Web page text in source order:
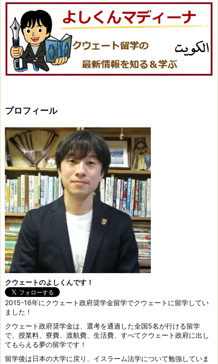
プロフィール
クウェートのよしくんです！
2015-16年にクウェート政府奨学金留学でクウェートに留学してい
ました！
クウェート政府奨学金は、選考を通過した全国5名が行ける留学
で、授業料、寮費、渡航費、生活費、すべてクウェート政府に出し
てもらえる夢の留学です！
留学後は日本の大学に戻り、イスラーム法学について勉強していま